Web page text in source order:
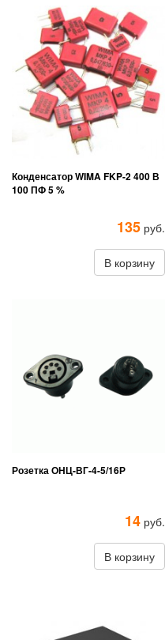
Конденсатор WIMA FKP-2 400 В
100 ПФ 5 %
135 руб.
В корзину
Розетка ОНЦ-ВГ-4-5/16Р
14 руб.
В корзину